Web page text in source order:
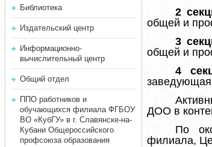
Библиотека
Издательский центр
Информационно-
вычислительный центр
Общий отдел
ППО работников и
обучающихся филиала ФГБОУ
ВО «КубГУ» в г. Славянске-на-
Кубани Общероссийского
профсоюза образования
2
общей и
3
общей и
4
заведующая
ДОО в
По
филиала,